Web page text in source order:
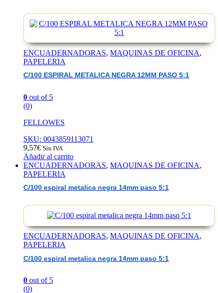
ENCUADERNADORAS, MAQUINAS DE OFICINA,
PAPELERIA
C/100 ESPIRAL METALICA NEGRA 12MM PASO 5:1
0 out of 5
(0)
FELLOWES
SKU: 0043859113071
9,57€ Sin IVA
Añadir al carrito
ENCUADERNADORAS, MAQUINAS DE OFICINA,
PAPELERIA
C/100 espiral metalica negra 14mm paso 5:1
ENCUADERNADORAS, MAQUINAS DE OFICINA,
PAPELERIA
C/100 espiral metalica negra 14mm paso 5:1
0 out of 5
(0)